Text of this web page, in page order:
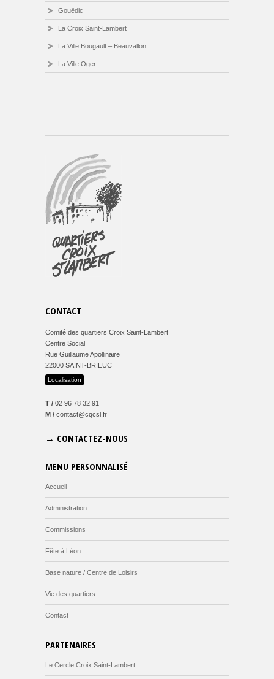
Gouëdic
La Croix Saint-Lambert
La Ville Bougault – Beauvallon
La Ville Oger
CONTACT
Comité des quartiers Croix Saint-Lambert
Centre Social
Rue Guillaume Apollinaire
22000 SAINT-BRIEUC
Localisation
T / 02 96 78 32 91
M / contact@cqcsl.fr
→ CONTACTEZ-NOUS
MENU PERSONNALISÉ
Accueil
Administration
Commissions
Fête à Léon
Base nature / Centre de Loisirs
Vie des quartiers
Contact
PARTENAIRES
Le Cercle Croix Saint-Lambert